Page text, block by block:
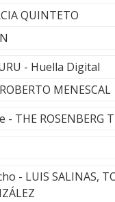
QUINTETO
- Huella Digital
MENESCAL
THE ROSENBERG
- LUIS SALINAS,